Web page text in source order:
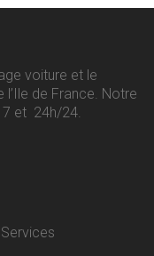
voiture et le
de France. Notre
7 et 24h/24.